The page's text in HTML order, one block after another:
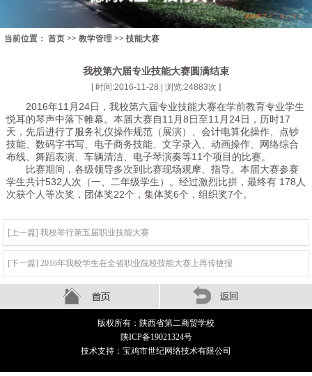
当前位置： 首页 >> 教学管理 >> 技能大赛
我校第六届专业技能大赛圆满结束
[ 时间:2016-11-28 | 浏览:24883次 ]
2016年11月24日，我校第六届专业技能大赛在学前教育专业学生
悦耳的琴声中落下帷幕。本届大赛自11月8日至11月24日，历时17
天，先后进行了服务礼仪操作规范（展演）、会计电算化操作、点钞
技能、数码字书写、电子商务技能、文字录入、动画操作、网络综合
布线、舞蹈表演、车辆清洁、电子琴演奏等11个项目的比赛。
比赛期间，各级领导多次到比赛现场观摩、指导。本届大赛参赛
学生共计532人次（一、二年级学生）。经过激烈比拼，最终有 178人
次获个人等次奖，团体奖22个，集体奖6个，组织奖7个。
[上一篇] 我校举行第五届职业技能大赛
[下一篇] 2016年我校学生在全省职业院校技能大赛上再传捷报
版权所有：陕西省第二商贸学校
陕ICP备19021324号
技术支持：宝鸡市世纪网络技术有限公司